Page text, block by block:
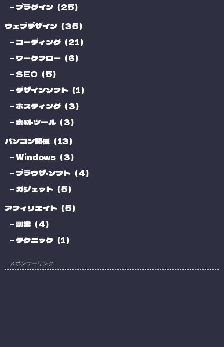
プラグイン（25）
ウェブデザイン（35）
コーディング（21）
ワークフロー（6）
SEO（5）
デザインソフト（1）
ホスティング（3）
素材・ツール（3）
パソコン関係（13）
Windows（3）
ブラウザ・ソフト（4）
ガジェット（5）
アフィリエイト（5）
副業（4）
テクニック（1）